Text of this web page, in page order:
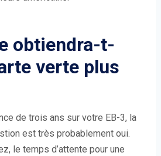
obtiendra-t-
verte plus
de trois ans sur votre EB-3, la
est très probablement oui.
le temps d’attente pour une